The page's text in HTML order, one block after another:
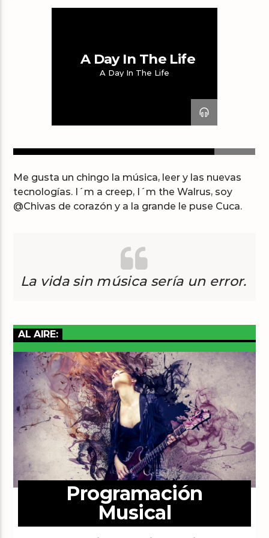
A Day In The Life
A Day In The Life
Me gusta un chingo la música, leer y las nuevas
tecnologías. I´m a creep, I´m the Walrus, soy
@Chivas de corazón y a la grande le puse Cuca.
La vida sin música sería un error.
AL AIRE:
Programación
Musical